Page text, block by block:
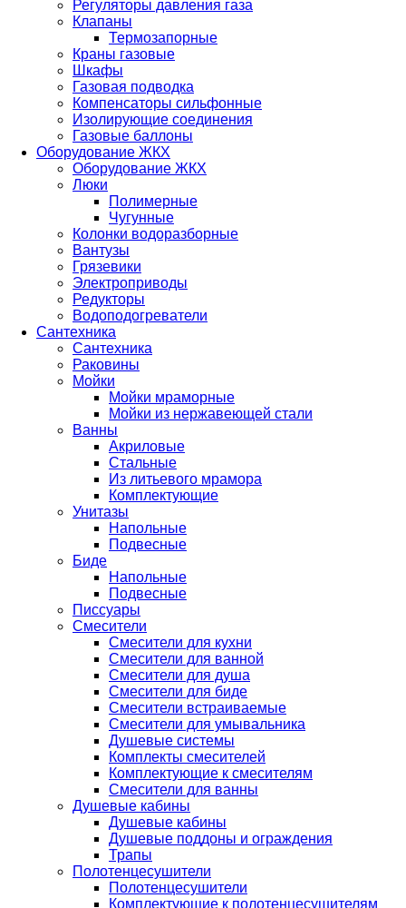
Регуляторы давления газа
Клапаны
Термозапорные
Краны газовые
Шкафы
Газовая подводка
Компенсаторы сильфонные
Изолирующие соединения
Газовые баллоны
Оборудование ЖКХ
Оборудование ЖКХ
Люки
Полимерные
Чугунные
Колонки водоразборные
Вантузы
Грязевики
Электроприводы
Редукторы
Водоподогреватели
Сантехника
Сантехника
Раковины
Мойки
Мойки мраморные
Мойки из нержавеющей стали
Ванны
Акриловые
Стальные
Из литьевого мрамора
Комплектующие
Унитазы
Напольные
Подвесные
Биде
Напольные
Подвесные
Писсуары
Смесители
Смесители для кухни
Смесители для ванной
Смесители для душа
Смесители для биде
Смесители встраиваемые
Смесители для умывальника
Душевые системы
Комплекты смесителей
Комплектующие к смесителям
Смесители для ванны
Душевые кабины
Душевые кабины
Душевые поддоны и ограждения
Трапы
Полотенцесушители
Полотенцесушители
Комплектующие к полотенцесушителям